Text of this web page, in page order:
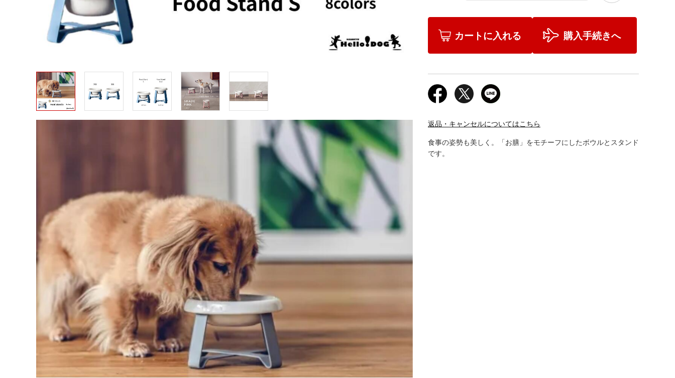
カートに入れる 購入手続きへ
返品・キャンセルについてはこちら
食事の姿勢も美しく。「お膳」をモチーフにしたボウルとスタンド
です。